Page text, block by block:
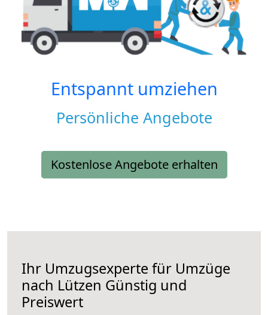
Entspannt umziehen
Persönliche Angebote
Kostenlose Angebote erhalten
Ihr Umzugsexperte für Umzüge
nach Lützen Günstig und
Preiswert